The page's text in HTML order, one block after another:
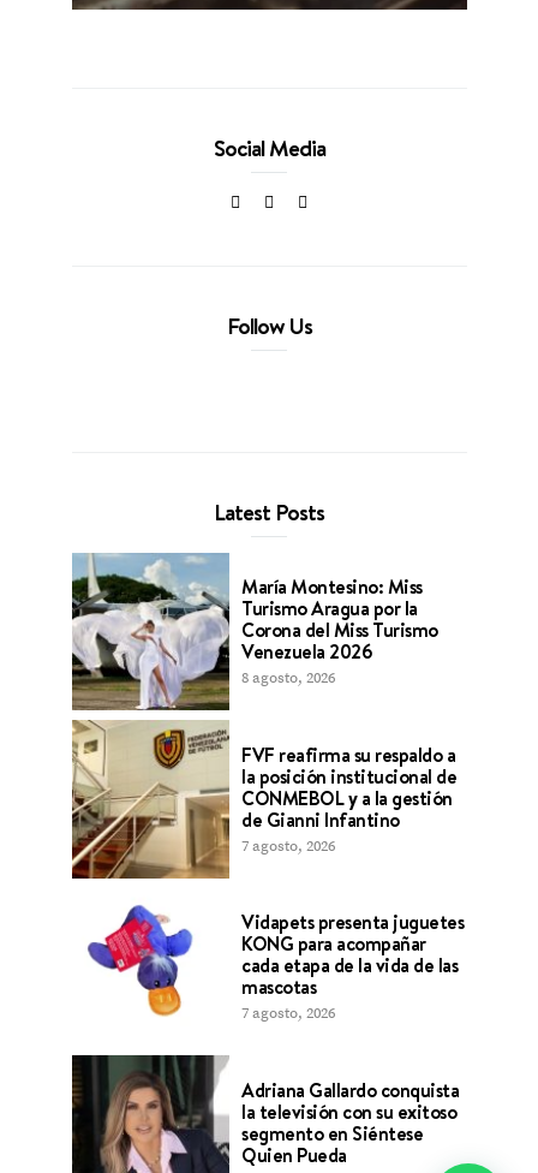
Social Media
Follow Us
Latest Posts
María Montesino: Miss
Turismo Aragua por la
Corona del Miss Turismo
Venezuela 2026
8 agosto, 2026
FVF reafirma su respaldo a
la posición institucional de
CONMEBOL y a la gestión
de Gianni Infantino
7 agosto, 2026
Vidapets presenta juguetes
KONG para acompañar
cada etapa de la vida de las
mascotas
7 agosto, 2026
Adriana Gallardo conquista
la televisión con su exitoso
segmento en Siéntese
Quien Pueda